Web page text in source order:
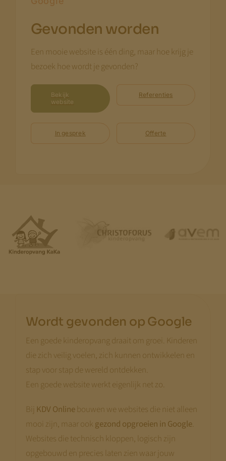
Gevonden worden
Een mooie website is één ding, maar hoe krijg je
bezoek hoe wordt je gevonden?
Bekijk
website
Referenties
In gesprek Offerte
Wordt gevonden op Google
Een goede kinderopvang draait om groei. Kinderen
die zich veilig voelen, zich kunnen ontwikkelen en
stap voor stap de wereld ontdekken.
Een goede website werkt eigenlijk net zo.
Bij KDV Onlinebouwen we websites die niet alleen
mooi zijn, maar ook gezond opgroeien in Google.
Websites die technisch kloppen, logisch zijn
opgebouwd en precies laten zien waar jouw